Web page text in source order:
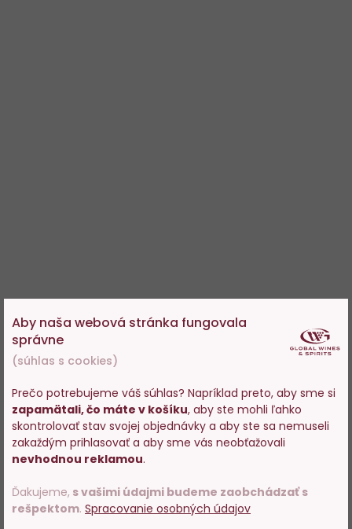
Aby naša webová stránka fungovala
správne
(súhlas s cookies)
Prečo potrebujeme váš súhlas? Napríklad preto, aby sme si
zapamätali, čo máte v košíku, aby ste mohli ľahko
skontrolovať stav svojej objednávky a aby ste sa nemuseli
zakaždým prihlasovať a aby sme vás neobťažovali
nevhodnou reklamou.
Ďakujeme, s vašimi údajmi budeme zaobchádzať s
rešpektom. Spracovanie osobných údajov
Vstupujete na stránky s
predajom alkoholu. Prosím
potvrďte, že Vám už bolo 18